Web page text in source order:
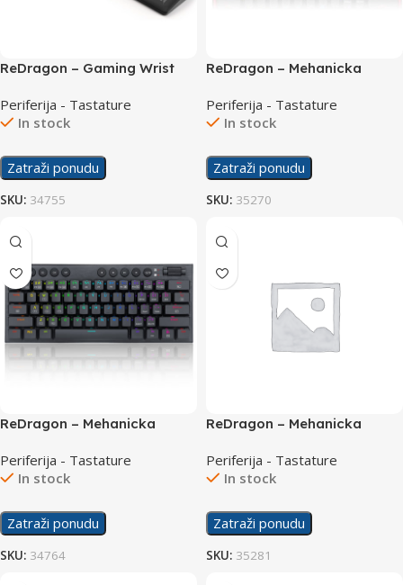
ReDragon – Gaming Wrist
Periferija - Tastature
In stock
Zatraži ponudu
SKU: 34755
ReDragon – Mehanicka
RGB
Periferija - Tastature
In stock
Zatraži ponudu
SKU: 35270
ReDragon – Mehanicka
Mini K632 RGB
Periferija - Tastature
In stock
Zatraži ponudu
SKU: 34764
ReDragon – Mehanicka
K552-RGB White Red Switch
Periferija - Tastature
In stock
Zatraži ponudu
SKU: 35281